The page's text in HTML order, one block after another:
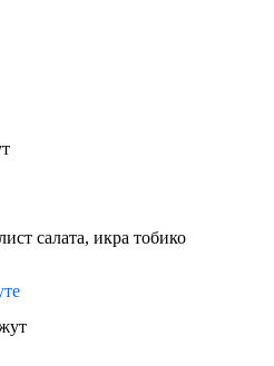
салата, икра тобико